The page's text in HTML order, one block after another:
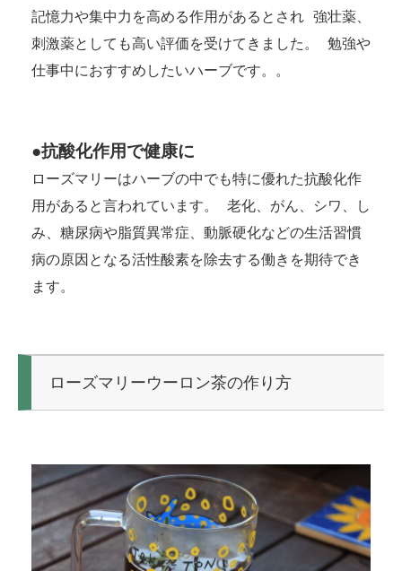
記憶力や集中力を高める作用があるとされ 強壮薬、
刺激薬としても高い評価を受けてきました。 勉強や
仕事中におすすめしたいハーブです。。
●抗酸化作用で健康に
ローズマリーはハーブの中でも特に優れた抗酸化作
用があると言われています。 老化、がん、シワ、し
み、糖尿病や脂質異常症、動脈硬化などの生活習慣
病の原因となる活性酸素を除去する働きを期待でき
ます。
ローズマリーウーロン茶の作り方